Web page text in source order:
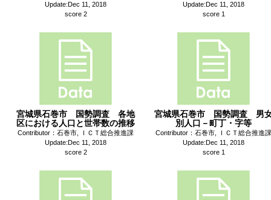
Update:Dec 11, 2018
score 2
Update:Dec 11, 2018
score 1
宮城県石巻市 国勢調査 各地
区における人口と世帯数の推移
Contributor：石巻市, ＩＣＴ総合推進課
Update:Dec 11, 2018
score 2
宮城県石巻市 国勢調査 男
別人口－町丁・字等
Contributor：石巻市, ＩＣＴ総合推進課
Update:Dec 11, 2018
score 1